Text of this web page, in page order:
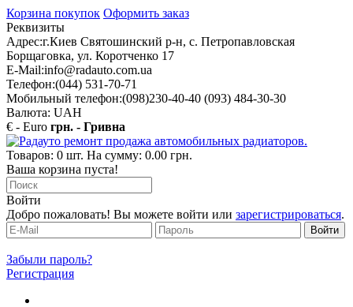
Корзина покупок Оформить заказ
Реквизиты
Адрес:г.Киев Святошинский р-н, с. Петропавловская
Борщаговка, ул. Коротченко 17
E-Mail:info@radauto.com.ua
Телефон:(044) 531-70-71
Мобильный телефон:(098)230-40-40 (093) 484-30-30
Валюта: UAH
€ - Euro грн. - Гривна
Товаров: 0 шт. На сумму: 0.00 грн.
Ваша корзина пуста!
Войти
Добро пожаловать! Вы можете войти или зарегистрироваться.
Забыли пароль?
Регистрация